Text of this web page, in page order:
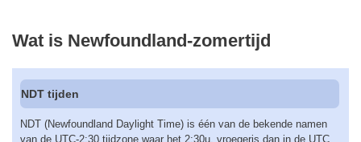
Wat is Newfoundland-zomertijd
NDT tijden
NDT (Newfoundland Daylight Time) is één van de bekende namen
van de UTC-2:30 tijdzone waar het 2:30u. vroegeris dan in de UTC